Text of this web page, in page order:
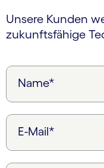
Unsere Kunden
zukunftsfähige
Name*
E-Mail*